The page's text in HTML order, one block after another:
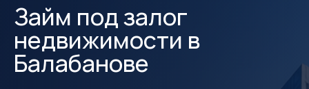
Займ под залог
недвижимости в
Балабанове